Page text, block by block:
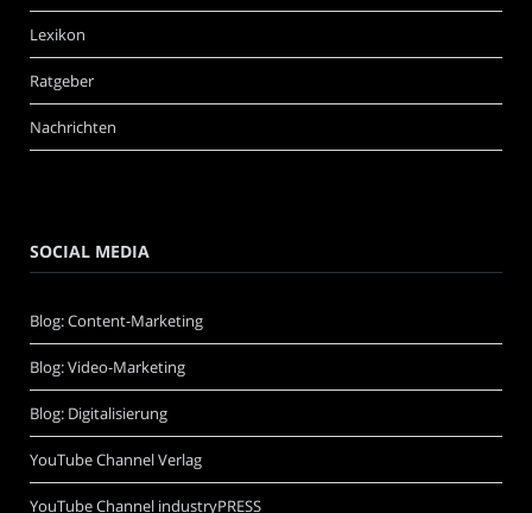
Lexikon
Ratgeber
Nachrichten
SOCIAL MEDIA
Blog: Content-Marketing
Blog: Video-Marketing
Blog: Digitalisierung
YouTube Channel Verlag
YouTube Channel industryPRESS